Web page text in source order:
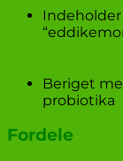
Indeholder
Beriget
probiotika
Fordele